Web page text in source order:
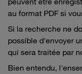
au format PDF si
Si la recherche ne
possible d'envoyer
qui sera traitée par
Bien entendu,